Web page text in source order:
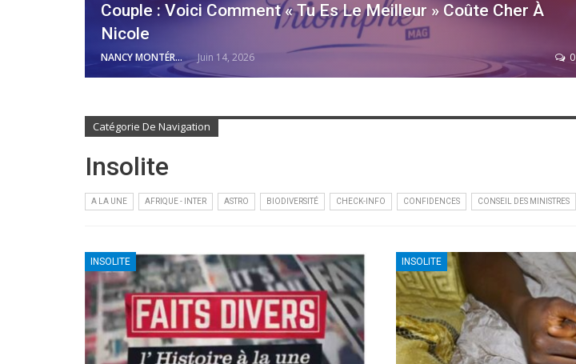
Couple : Voici Comment « Tu Es Le Meilleur » Coûte Cher À
Nicole
NANCY MONTÉRO Juin 14, 2026 0
Catégorie De Navigation
Insolite
A LA UNE AFRIQUE - INTER ASTRO BIODIVERSITÉ CHECK-INFO CONFIDENCES CONSEIL DES MINISTRES
INSOLITE INSOLITE